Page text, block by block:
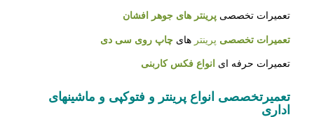
تعمیرات تخصصی پرینتر های جوهر افشان
تعمیرات تخصصی پرینتر های چاپ روی سی دی
تعمیرات حرفه ای انواع فکس کاربنی
تعمیرتخصصی انواع پرینتر و فتوکپی و ماشینهای
اداری